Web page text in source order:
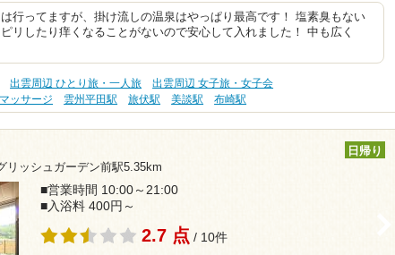
行ってますが、掛け流しの温泉はやっぱり最高です！ 塩素臭もない
リしたり痒くなることがないので安心して入れました！ 中も広く
出雲周辺 ひとり旅・一人旅
出雲周辺 女子旅・女子会
ッサージ
雲州平田駅 旅伏駅 美談駅 布崎駅
リッシュガーデン前駅5.35km
日帰り
■営業時間 10:00～21:00
■入浴料 400円～
2.7 点 / 10件